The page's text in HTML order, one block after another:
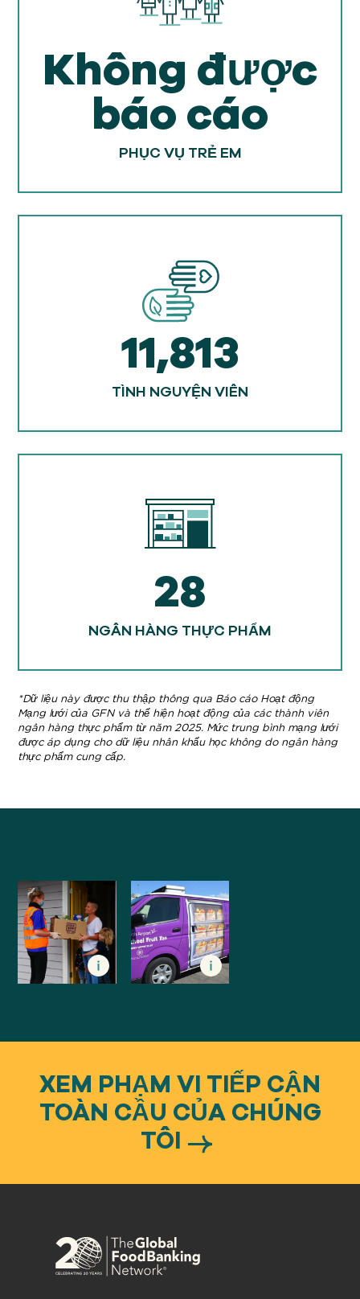
Không được
báo cáo
PHỤC VỤ TRẺ EM
11,813
TÌNH NGUYỆN VIÊN
28
NGÂN HÀNG THỰC PHẨM
*Dữ liệu này được thu thập thông qua Báo cáo Hoạt động
Mạng lưới của GFN và thể hiện hoạt động của các thành viên
ngân hàng thực phẩm từ năm 2025. Mức trung bình mạng lưới
được áp dụng cho dữ liệu nhân khẩu học không do ngân hàng
thực phẩm cung cấp.
XEM PHẠM VI TIẾP CẬN
TOÀN CẦU CỦA CHÚNG
TÔI